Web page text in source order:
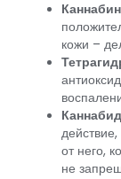
кожи –
от него,
не